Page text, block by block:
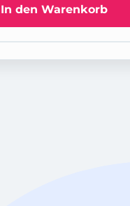
In den Warenkorb